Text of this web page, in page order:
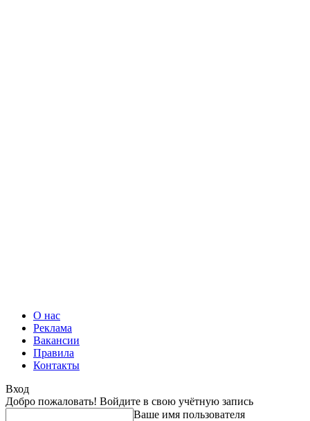
О нас
Реклама
Вакансии
Правила
Контакты
Вход
Добро пожаловать! Войдите в свою учётную запись
Ваше имя пользователя